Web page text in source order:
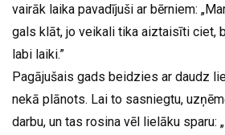
vairāk laika pavadījuši ar bērniem:
gals klāt, jo veikali tika aiztaisīti ciet,
labi laiki.”
Pagājušais gads beidzies ar daudz
nekā plānots. Lai to sasniegtu,
darbu, un tas rosina vēl lielāku sparu: